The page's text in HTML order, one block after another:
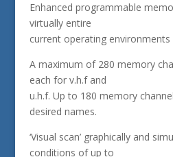
Enhanced programmable
virtually entire
current operating
A maximum of 280 memory
each for v.h.f and
u.h.f. Up to 180 memory
desired names.
‘Visual scan’ graphically and
conditions of up to